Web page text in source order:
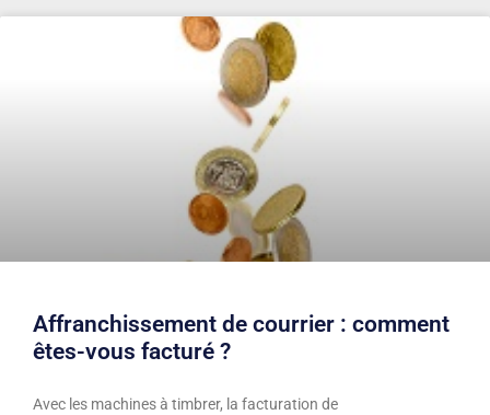
Affranchissement de courrier : comment
êtes-vous facturé ?
Avec les machines à timbrer, la facturation de